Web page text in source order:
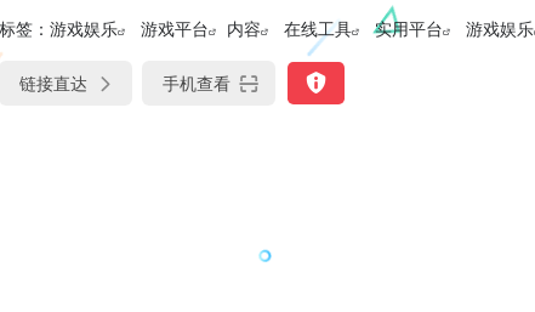
标签： 游戏娱乐 游戏平台 内容 在线工具 实用平台 游戏娱乐
链接直达 手机查看